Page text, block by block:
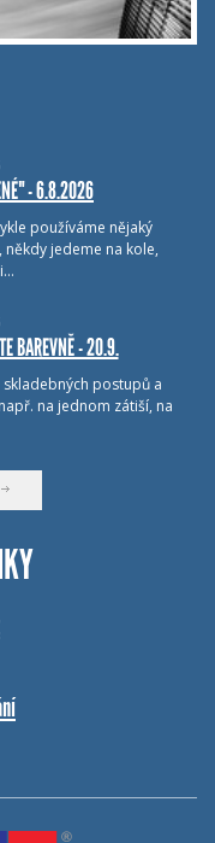
- 6.8.2026
používáme nějaký
jedeme na kole,
BAREVNĚ - 20.9.
skladebných postupů a
na jednom zátiší, na